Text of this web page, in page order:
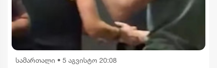
სამართალი • 5 აგვისტო 20:08